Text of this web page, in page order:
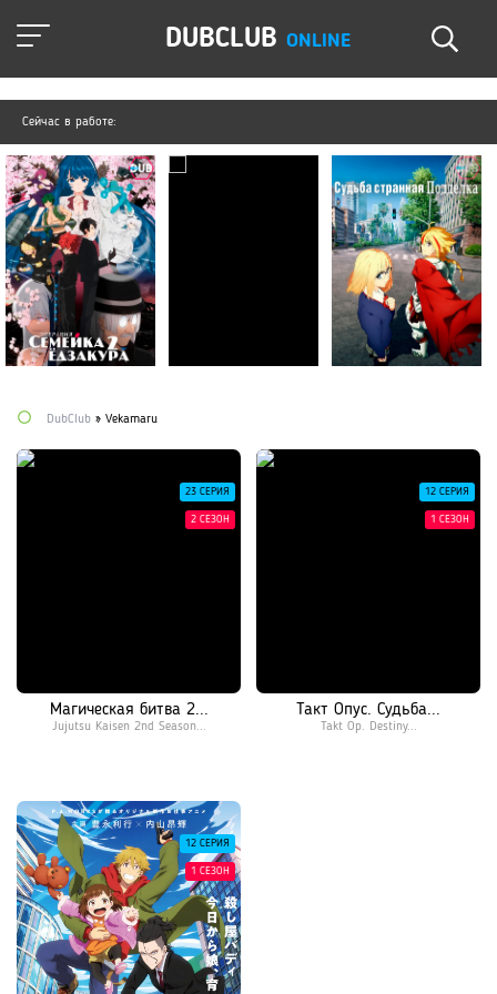
DUBCLUB ONLINE
Сейчас в работе:
Магическая битва 2...
Jujutsu Kaisen 2nd Season...
23 СЕРИЯ
2 СЕЗОН
Такт Опус. Судьба...
Takt Op. Destiny...
12 СЕРИЯ
1 СЕЗОН
12 СЕРИЯ
1 СЕЗОН
DubClub » Vekamaru